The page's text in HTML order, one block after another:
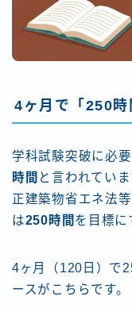
4ヶ月で「250時
学科試験突破に必
時間 と言われてい
正建築物省エネ法
は250時間 を目標に
4ヶ月（120日）で
ースがこちらです。